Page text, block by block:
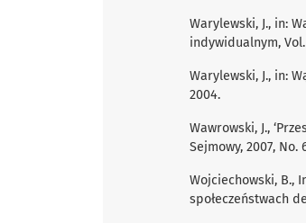
Warylewski, J., in:
indywidualnym, Vol.
Warylewski, J., in:
2004.
Wawrowski, J.,
Sejmowy, 2007, No.
Wojciechowski, B.,
społeczeństwach